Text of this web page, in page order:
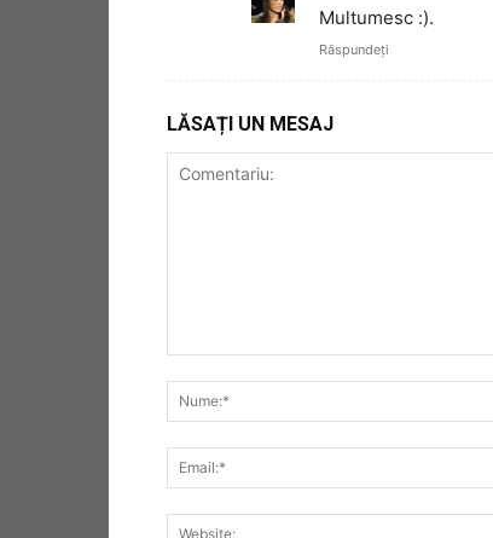
Multumesc :).
Răspundeți
LĂSAȚI UN MESAJ